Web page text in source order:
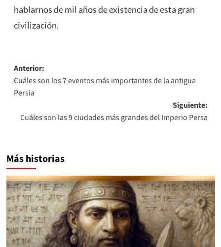
hablarnos de mil años de existencia de esta gran
civilización.
Navegación
de
entradas
Anterior:
Cuáles son los 7 eventos más importantes de la antigua
Persia
Siguiente:
Cuáles son las 9 ciudades más grandes del Imperio Persa
Más historias